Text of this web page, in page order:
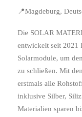
📍Magdeburg,
Die SOLAR
entwickelt seit 2021
Solarmodule, um
zu schließen. Mit
erstmals alle
inklusive Silber,
Materialien sparen